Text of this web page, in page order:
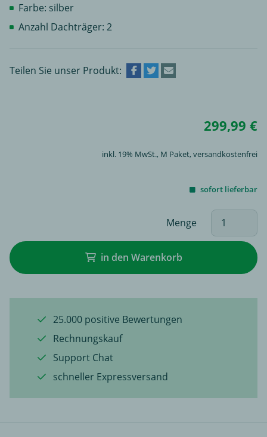
Farbe: silber
Anzahl Dachträger: 2
Teilen Sie unser Produkt:
299,99 €
inkl. 19% MwSt., M Paket, versandkostenfrei
sofort lieferbar
Menge
in den Warenkorb
25.000 positive Bewertungen
Rechnungskauf
Support Chat
schneller Expressversand